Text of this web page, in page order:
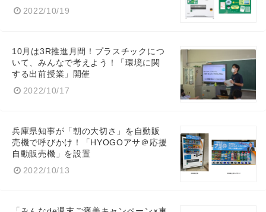
2022/10/19
10月は3R推進月間！プラスチックにつ
いて、みんなで考えよう！「環境に関
する出前授業」開催
2022/10/17
兵庫県知事が「朝の大切さ」を自動販
売機で呼びかけ！「HYOGOアサ＠応援
自動販売機」を設置
2022/10/13